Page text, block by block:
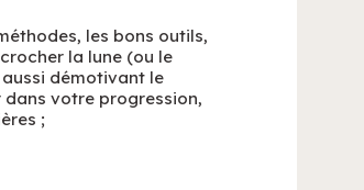
les bons outils,
la lune (ou le
démotivant le
votre progression,
;